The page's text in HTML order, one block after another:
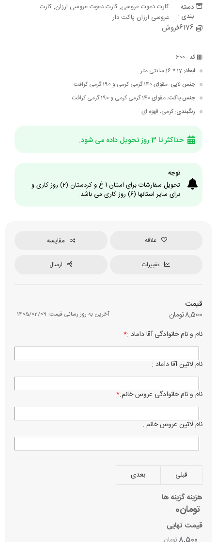
دسته
بندی :
کارت دعوت عروسی,کارت دعوت عروسی ارزان,کارت
عروسی ارزان پاکت دار
6176فروش
کد : 600
ابعاد: 17 * 16 سانتی متر
جنس لایی: مقوای 140 گرمی کرمی و 190 گرمی کرافت
جنس پاکت: مقوای 140 گرمی کرمی و 190 گرمی کرافت
رنگبندی: کرمی، قهوه ای
حداکثر تا 3 روز تحویل داده می شود.
توجه
تحویل سفارشات برای استان آ.غ و کردستان (2) روز کاری و
برای سایر استانها (6) روز کاری می باشد.
علاقه مقایسه
تغییرات ارسال
قیمت
تومان8,500 آخرین به روز رسانی قیمت: 1405/02/09
*نام و نام خانوادگی آقا داماد :
نام لاتین آقا داماد :
*نام و نام خانوادگی عروس خانم:
نام لاتین عروس خانم :
قبلی بعدی
هزینه گزینه ها
تومان0
قیمت نهایی